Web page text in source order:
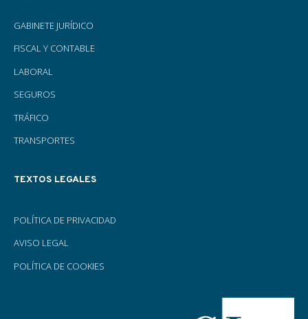
GABINETE JURÍDICO
FISCAL Y CONTABLE
LABORAL
SEGUROS
TRÁFICO
TRANSPORTES
TEXTOS LEGALES
POLÍTICA DE PRIVACIDAD
AVISO LEGAL
POLÍTICA DE COOKIES